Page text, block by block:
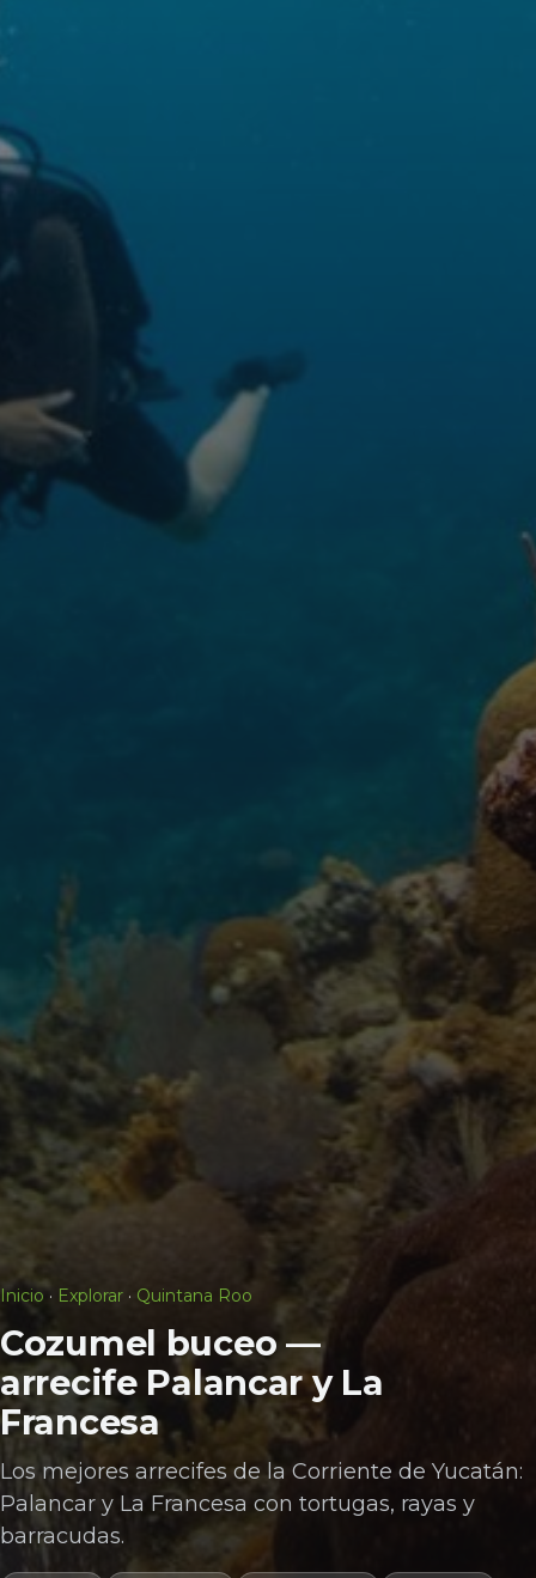
Inicio · Explorar · Quintana Roo
Cozumel buceo —
arrecife Palancar y La
Francesa
Los mejores arrecifes de la Corriente de Yucatán:
Palancar y La Francesa con tortugas, rayas y
barracudas.